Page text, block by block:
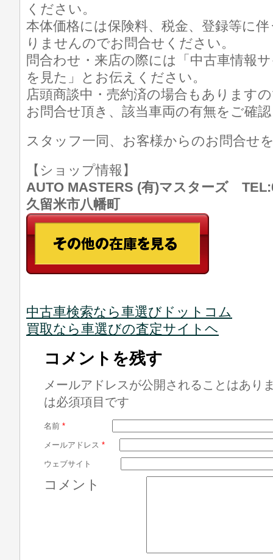
ください。
本体価格には保険料、税金、登録等に
りませんのでお問合せください。
問合わせ・来店の際には「中古車情報
を見た」とお伝えください。
店頭商談中・売約済の場合もあります
お問合せ頂き、該当車両の有無をご確
スタッフ一同、お客様からのお問合せ
【ショップ情報】
AUTO MASTERS (有)マスターズ
久留米市八幡町
中古車検索なら車選びドットコム
買取なら車選びの査定サイトヘ
コメントを残す
メールアドレスが公開されることはあり
は必須項目です
名前 *
メールアドレス *
ウェブサイト
コメント